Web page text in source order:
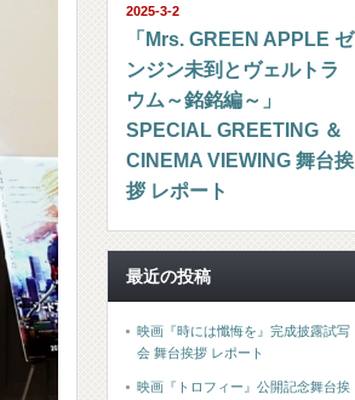
2025-3-2
「Mrs. GREEN APPLE ゼ
ンジン未到とヴェルトラ
ウム～銘銘編～」
SPECIAL GREETING ＆
CINEMA VIEWING 舞台挨
拶 レポート
最近の投稿
映画『時には懺悔を』完成披露試写
会 舞台挨拶 レポート
映画『トロフィー』公開記念舞台挨